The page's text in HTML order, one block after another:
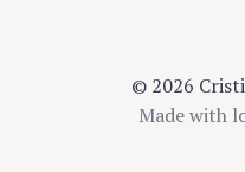
© 2026
Made with